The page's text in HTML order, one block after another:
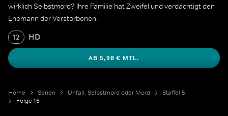
wirklich Selbstmord? Ihre Familie hat Zweifel und verdächtigt den
Ehemann der Verstorbenen.
12 HD
AB 5,98 € MTL.
Home Serien Unfall, Selbstmord oder Mord
Staffel 5
Folge 16